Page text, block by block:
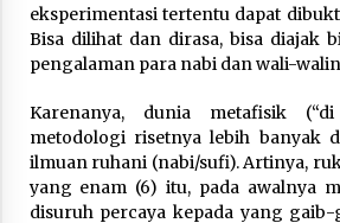
eksperimentasi tertentu dapat
Bisa dilihat dan dirasa, bisa diajak
pengalaman para nabi dan wali-
Karenanya, dunia metafisik
metodologi risetnya lebih banyak
ilmuan ruhani (nabi/sufi). Artinya,
yang enam (6) itu, pada awalnya
disuruh percaya kepada yang